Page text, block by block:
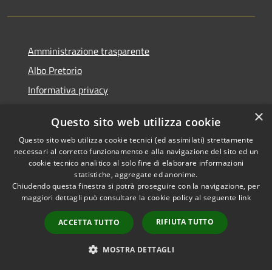
Amministrazione trasparente
Albo Pretorio
Informativa privacy
Dichiarazione di accessibilità
RSS
Accessibilità
Copyright © 2026 • Comune di
Montebello Vicentino •
Powered byMunicipium
Accesso redazione
×
Questo sito web utilizza cookie
Questo sito web utilizza cookie tecnici (ed assimilati) strettamente
necessari al corretto funzionamento e alla navigazione del sito ed un
cookie tecnico analitico al solo fine di elaborare informazioni
statistiche, aggregate ed anonime.
Chiudendo questa finestra si potrà proseguire con la navigazione, per
maggiori dettagli può consultare la cookie policy al seguente link
ACCETTA TUTTO RIFIUTA TUTTO
MOSTRA DETTAGLI